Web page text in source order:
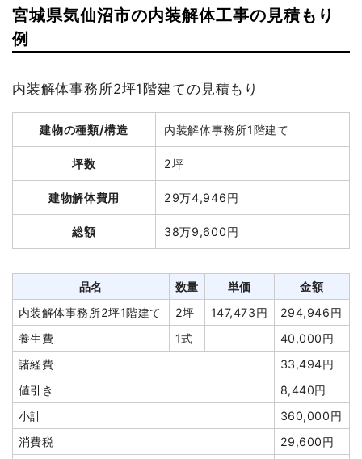
品名 数量 単価
軽量鉄骨造住宅53坪2階建
53
坪
23,062
円
1,222,312円
アスベスト撤去
1式
144,490円
物置撤去
4m² 4,500円
植木・植栽撤去
22
本
13,000
円
室内残置物撤去 2台
65,000
130,000円
家具・家電処分 3台 8,800円
26,400円
植木・植栽撤去
35
252,000円
庭石撤去
円
42,000円
有価物買取 2t
-4,000
-8,000円
建物解体費用 198万9,600円
総額 324万5,000円
品名
鉄骨造住宅58坪2階建
58坪
34,303
円
1,989,600円
火災ゴミ処分
130,000円
駐車場撤去
1式
80,000円
植木・植栽撤去
300,000円
植木・植栽撤去
250,000円
室内残置物撤去
円
110,000円
諸経費
50,000円
値引き
61,100円
宮城県気仙沼市の内装解体工事の見積もり
例
内装解体事務所2坪1階建ての見積もり
建物の種類/構造 内装解体事務所1階建て
坪数 2坪
建物解体費用 29万4,946円
総額 38万9,600円
品名 数量 単価
金額
内装解体事務所2坪1階建て
2坪 147,473円
294,946円
養生費
1式
40,000円
諸経費
33,494円
値引き
8,440円
小計
360,000円
消費税
29,600円